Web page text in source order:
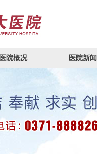
医院概况 医院新闻